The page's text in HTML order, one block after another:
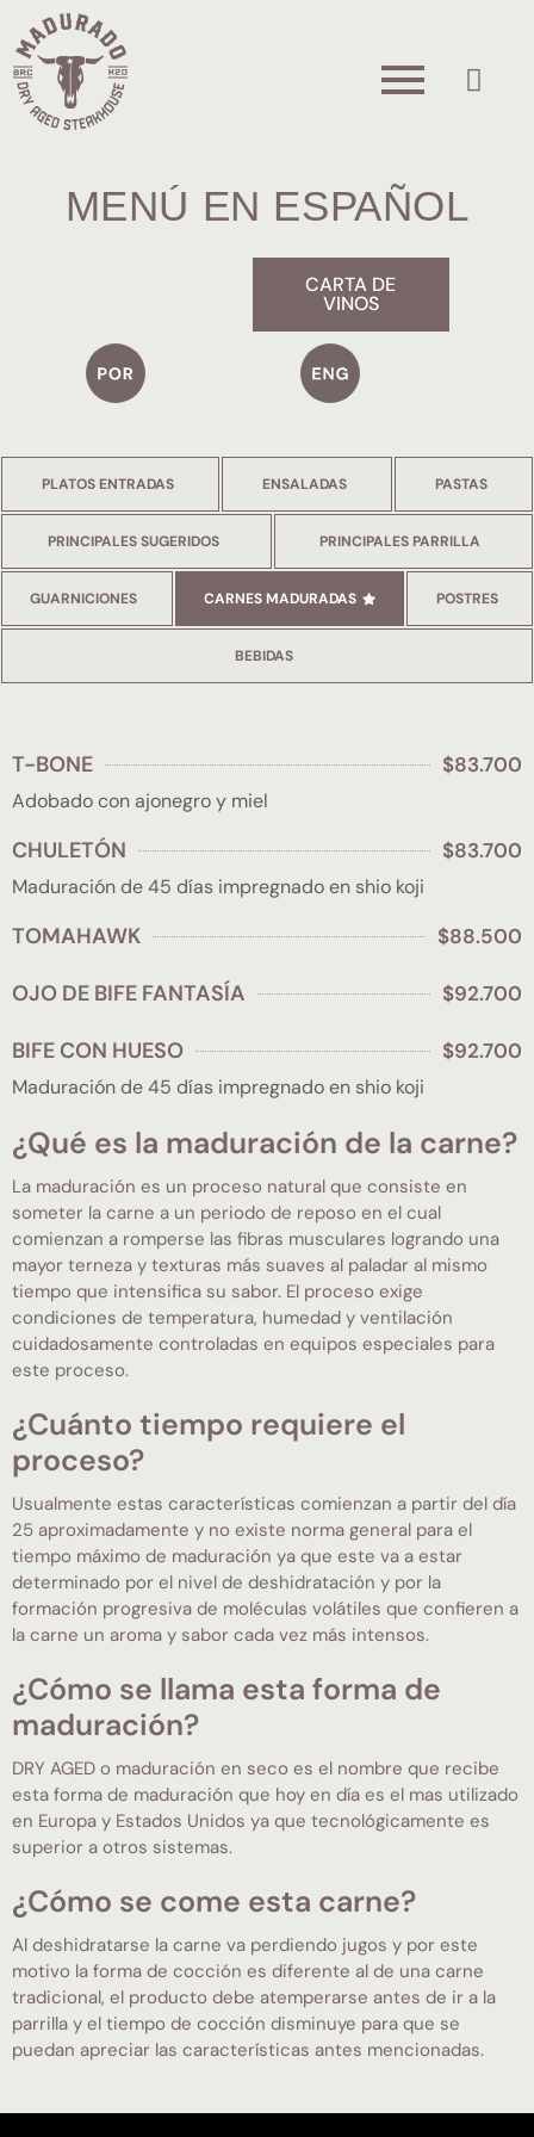
MENÚ EN ESPAÑOL
CARTA DE
VINOS
PLATOS ENTRADAS ENSALADAS PASTAS
PRINCIPALES SUGERIDOS PRINCIPALES PARRILLA
GUARNICIONES CARNES MADURADAS POSTRES
BEBIDAS
T-BONE $83.700
Adobado con ajonegro y miel
CHULETÓN $83.700
Maduración de 45 días impregnado en shio koji
TOMAHAWK $88.500
OJO DE BIFE FANTASÍA $92.700
BIFE CON HUESO $92.700
Maduración de 45 días impregnado en shio koji
¿Qué es la maduración de la carne?
La maduración es un proceso natural que consiste en
someter la carne a un periodo de reposo en el cual
comienzan a romperse las fibras musculares logrando una
mayor terneza y texturas más suaves al paladar al mismo
tiempo que intensifica su sabor. El proceso exige
condiciones de temperatura, humedad y ventilación
cuidadosamente controladas en equipos especiales para
este proceso.
¿Cuánto tiempo requiere el
proceso?
Usualmente estas características comienzan a partir del día
25 aproximadamente y no existe norma general para el
tiempo máximo de maduración ya que este va a estar
determinado por el nivel de deshidratación y por la
formación progresiva de moléculas volátiles que confieren a
la carne un aroma y sabor cada vez más intensos.
¿Cómo se llama esta forma de
maduración?
DRY AGED o maduración en seco es el nombre que recibe
esta forma de maduración que hoy en día es el mas utilizado
en Europa y Estados Unidos ya que tecnológicamente es
superior a otros sistemas.
¿Cómo se come esta carne?
Al deshidratarse la carne va perdiendo jugos y por este
motivo la forma de cocción es diferente al de una carne
tradicional, el producto debe atemperarse antes de ir a la
parrilla y el tiempo de cocción disminuye para que se
puedan apreciar las características antes mencionadas.